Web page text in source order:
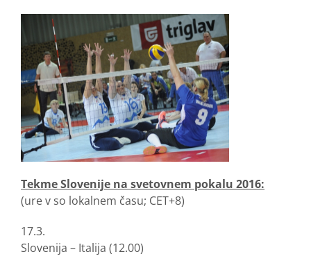
Tekme Slovenije na svetovnem pokalu 2016:
(ure v so lokalnem času; CET+8)
17.3.
Slovenija – Italija (12.00)